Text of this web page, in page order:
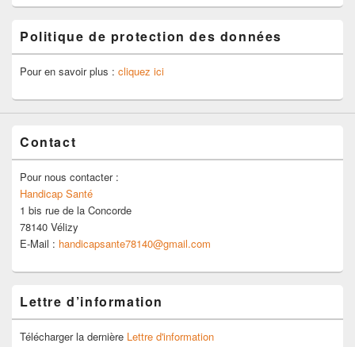
Politique de protection des données
Pour en savoir plus : cliquez ici
Contact
Pour nous contacter :
Handicap Santé
1 bis rue de la Concorde
78140 Vélizy
E-Mail : handicapsante78140@gmail.com
Lettre d’information
Télécharger la dernière Lettre d'information